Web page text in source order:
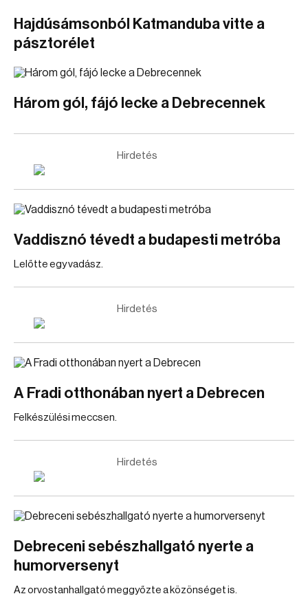
Hajdúsámsonból Katmanduba vitte a
pásztorélet
Három gól, fájó lecke a Debrecennek
Hirdetés
Vaddisznó tévedt a budapesti metróba
Lelőtte egy vadász.
Hirdetés
A Fradi otthonában nyert a Debrecen
Felkészülési meccsen.
Hirdetés
Debreceni sebészhallgató nyerte a
humorversenyt
Az orvostanhallgató meggyőzte a közönséget is.